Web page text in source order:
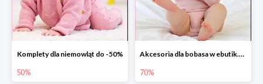
Komplety dla niemowląt do -50%
50%
Akcesoria dla bobasa w ebutik.pl do -70%
70%